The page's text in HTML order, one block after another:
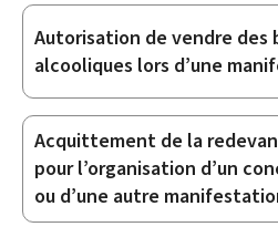
Autorisation de vendre des
alcooliques lors d’une
Acquittement de la
pour l’organisation d’un
ou d’une autre